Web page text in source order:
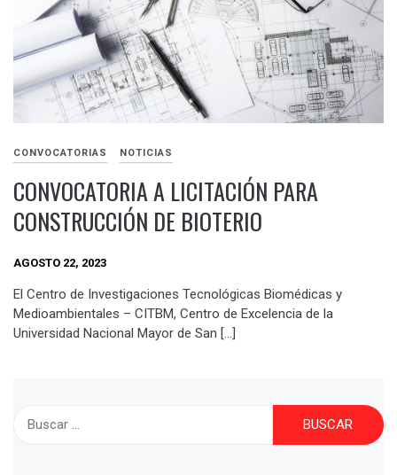
CONVOCATORIAS NOTICIAS
CONVOCATORIA A LICITACIÓN PARA
CONSTRUCCIÓN DE BIOTERIO
AGOSTO 22, 2023
El Centro de Investigaciones Tecnológicas Biomédicas y
Medioambientales – CITBM, Centro de Excelencia de la
Universidad Nacional Mayor de San […]